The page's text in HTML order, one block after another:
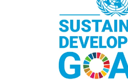
Verpackungsindustrie